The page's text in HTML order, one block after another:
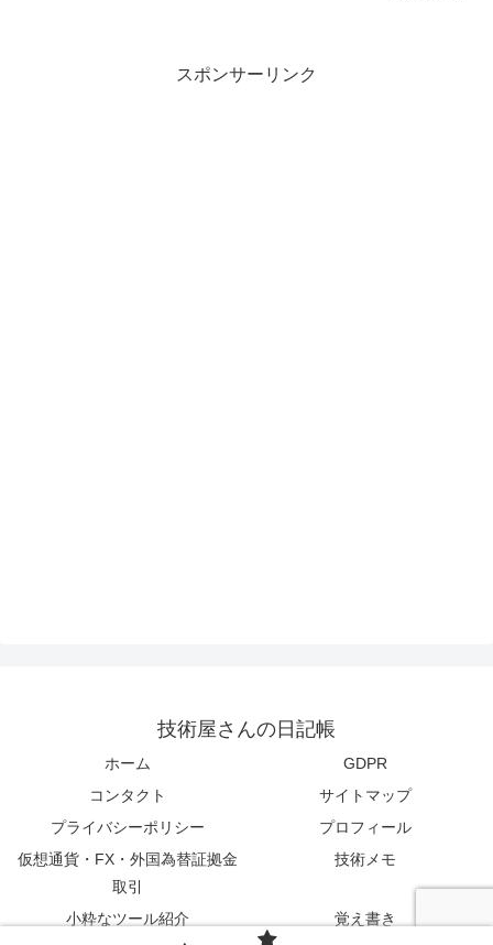
スポンサーリンク
技術屋さんの日記帳
ホーム
GDPR
コンタクト
サイトマップ
プライバシーポリシー
プロフィール
仮想通貨・FX・外国為替証拠金
取引
技術メモ
小粋なツール紹介
覚え書き